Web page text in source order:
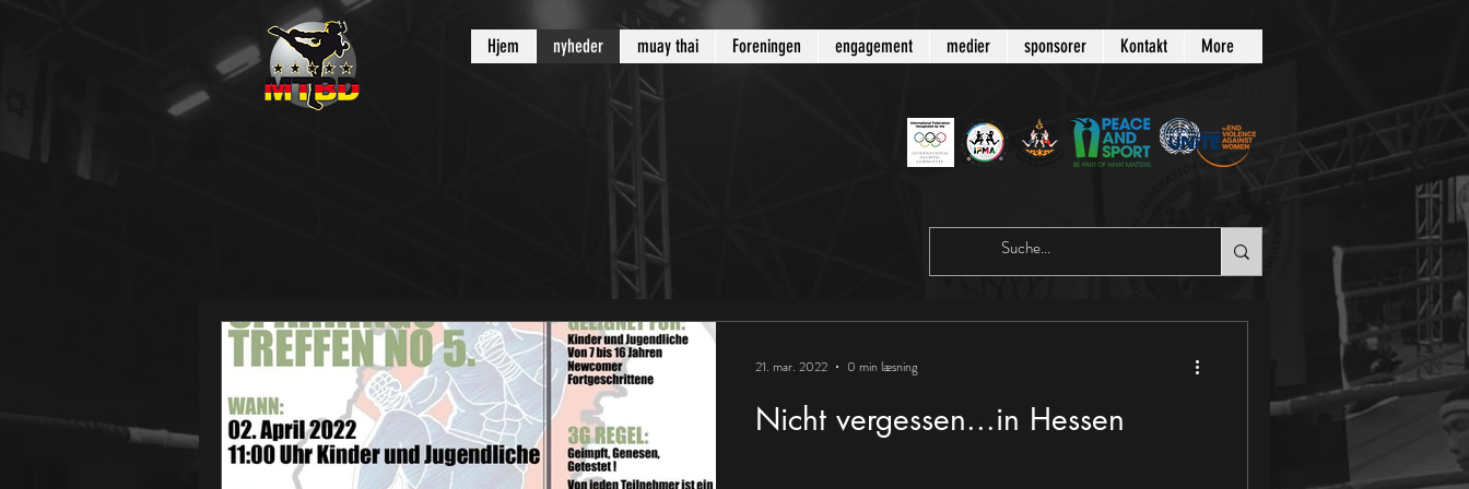
Hjem nyheder muay thai Foreningen engagement medier sponsorer Kontakt More
Nicht vergessen...in Hessen
21. mar. 2022 0 min læsning